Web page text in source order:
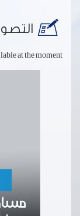
at the moment.